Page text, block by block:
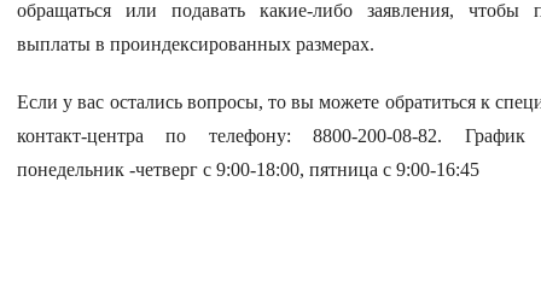
обращаться или подавать какие-либо заявления, чтобы
выплаты в проиндексированных размерах.
Если у вас остались вопросы, то вы можете обратиться к
контакт-центра по телефону: 8800-200-08-82. График
понедельник -четверг с 9:00-18:00, пятница с 9:00-16:45